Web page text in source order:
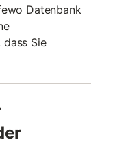
Datenbank
Sie